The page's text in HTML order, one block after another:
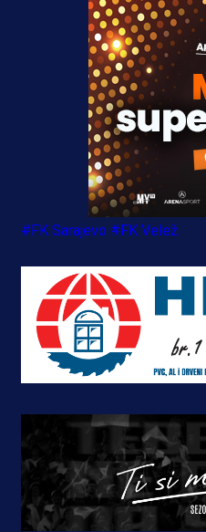
#FK Sarajevo #FK Velež